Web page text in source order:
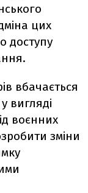
цих
доступу
вбачається
вигляді
воєнних
зміни